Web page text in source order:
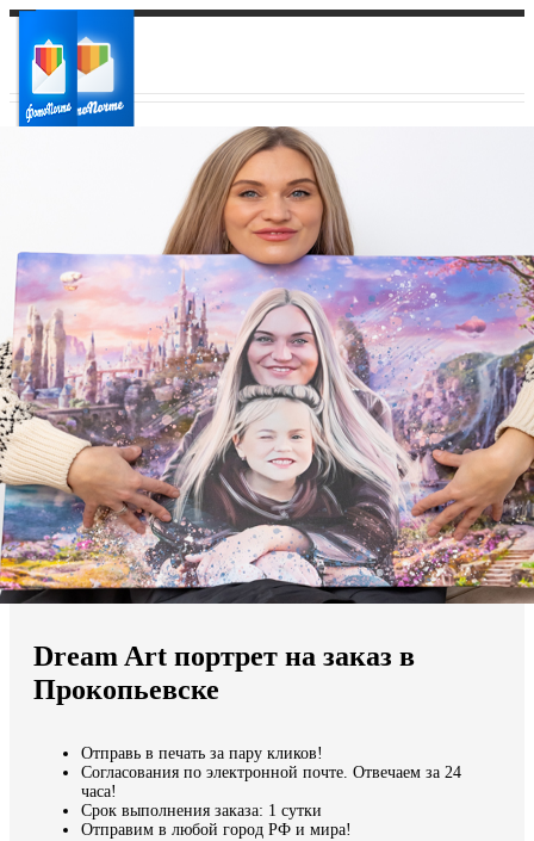
Ваш регион доставки
Выберите из списка:
Мы доставляем по всему миру
Продолжить без города
Dream Art портрет на заказ в
Прокопьевске
Отправь в печать за пару кликов!
Согласования по электронной почте. Отвечаем за 24
часа!
Срок выполнения заказа: 1 сутки
Отправим в любой город РФ и мира!